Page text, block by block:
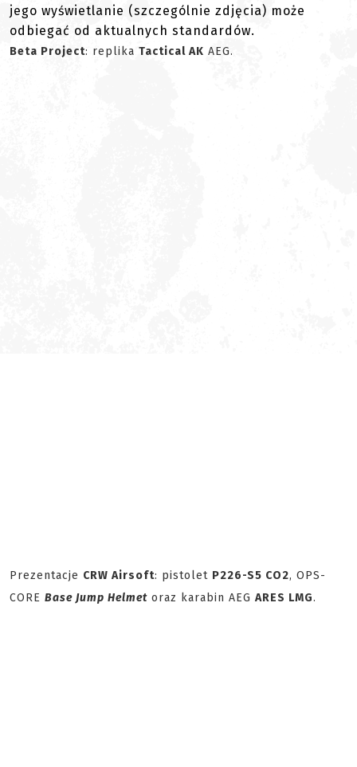
jego wyświetlanie (szczególnie zdjęcia) może
odbiegać od aktualnych standardów.
Beta Project: replika Tactical AK AEG.
Prezentacje CRW Airsoft: pistolet P226-S5 CO2, OPS-
CORE Base Jump Helmet oraz karabin AEG ARES LMG.